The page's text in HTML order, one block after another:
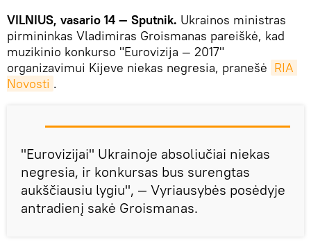
VILNIUS, vasario 14 — Sputnik. Ukrainos ministras
pirmininkas Vladimiras Groismanas pareiškė, kad
muzikinio konkurso "Eurovizija — 2017"
organizavimui Kijeve niekas negresia, pranešė RIA
Novosti .
"Eurovizijai" Ukrainoje absoliučiai niekas
negresia, ir konkursas bus surengtas
aukščiausiu lygiu", — Vyriausybės posėdyje
antradienį sakė Groismanas.